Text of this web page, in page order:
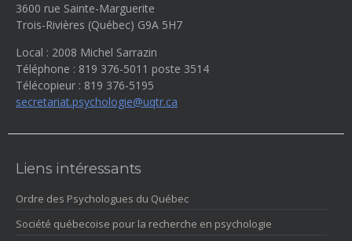
3600 rue Sainte-Marguerite
Trois-Rivières (Québec) G9A 5H7
Local : 2008 Michel Sarrazin
Téléphone : 819 376-5011 poste 3514
Télécopieur : 819 376-5195
secretariat.psychologie@uqtr.ca
Liens intéressants
Ordre des Psychologues du Québec
Société québecoise pour la recherche en psychologie